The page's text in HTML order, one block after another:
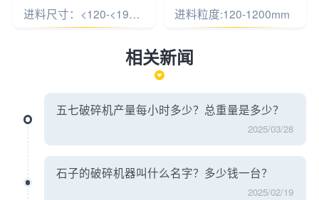
进料尺寸：<120-<190mm 进料粒度:120-1200mm
相关新闻
五七破碎机产量每小时多少？总重量是多少？
2025/03/28
石子的破碎机器叫什么名字？多少钱一台？
2025/02/19